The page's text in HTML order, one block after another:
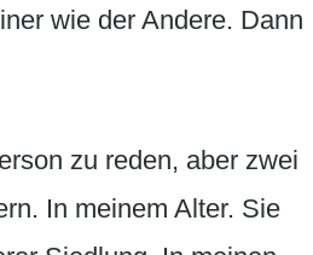
wie der Andere. Dann
zu reden, aber zwei
In meinem Alter. Sie